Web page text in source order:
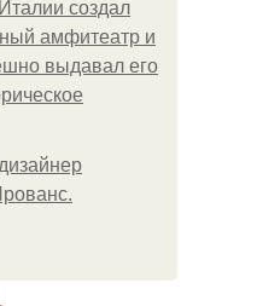
создал
амфитеатр и
выдавал его